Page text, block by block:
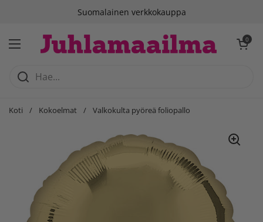
Suomalainen verkkokauppa
Avaa valikko
Avaa 0
Koti / Kokoelmat / Valkokulta pyöreä foliopallo